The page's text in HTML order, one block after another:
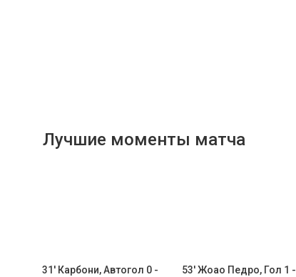
Лучшие моменты матча
31' Карбони, Автогол 0 -
53' Жоао Педро, Гол 1 -